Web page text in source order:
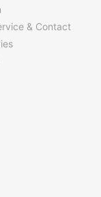
& Contact